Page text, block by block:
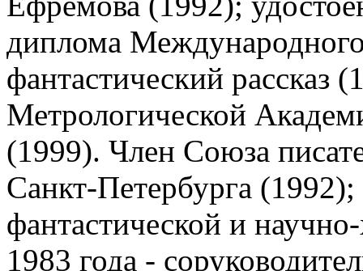
диплома
фантастический рассказ
Метрологической
(1999). Член Союза
Санкт-Петербурга (1992);
фантастической и
1983 года -